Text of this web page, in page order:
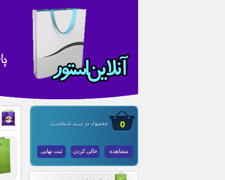
0
مشاهده خالی کردن ثبت نهایی